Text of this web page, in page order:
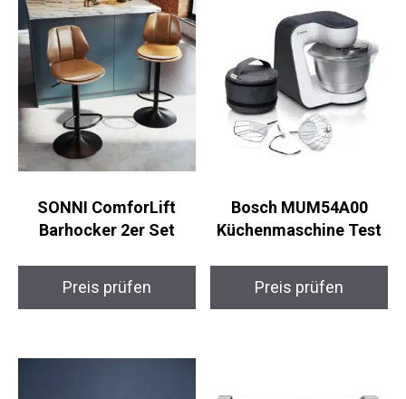
SONNI ComforLift
Barhocker 2er Set
Preis prüfen
Bosch MUM54A00
Küchenmaschine Test
Preis prüfen